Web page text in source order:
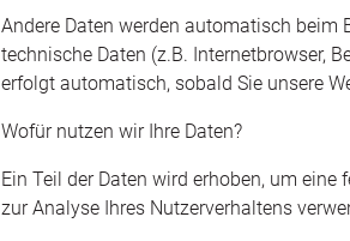
Andere Daten werden automatisch beim
technische Daten (z.B. Internetbrowser,
erfolgt automatisch, sobald Sie unsere
Wofür nutzen wir Ihre Daten?
Ein Teil der Daten wird erhoben, um
zur Analyse Ihres Nutzerverhaltens